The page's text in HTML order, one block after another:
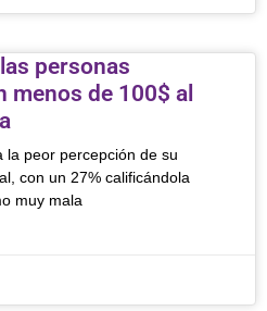
personas
menos de 100$ al
la peor percepción de su
con un 27% calificándola
muy mala